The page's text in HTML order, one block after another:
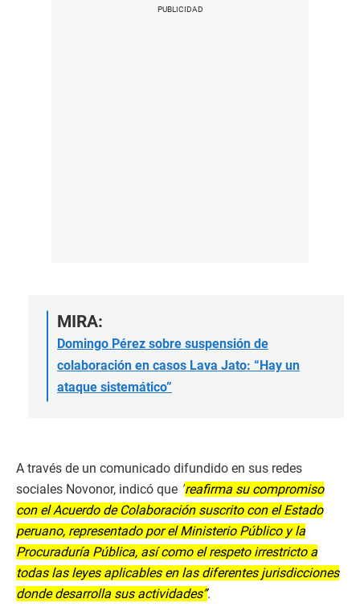
MIRA:
Domingo Pérez sobre suspensión de
colaboración en casos Lava Jato: “Hay un
ataque sistemático”
A través de un comunicado difundido en sus redes
sociales Novonor, indicó que "reafirma su compromiso
con el Acuerdo de Colaboración suscrito con el Estado
peruano, representado por el Ministerio Público y la
Procuraduría Pública, así como el respeto irrestricto a
todas las leyes aplicables en las diferentes jurisdicciones
donde desarrolla sus actividades”.